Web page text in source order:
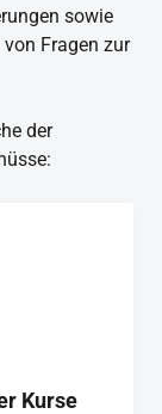
sowie
Fragen zur
der
Kurse